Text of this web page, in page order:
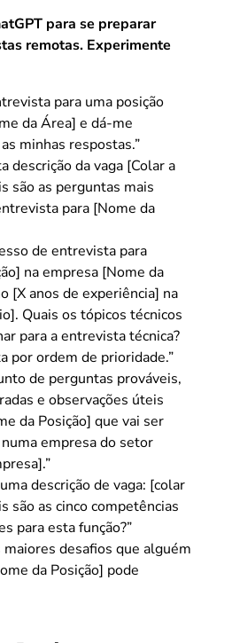
para se preparar
remotas. Experimente
para uma posição
da Área] e dá-me
minhas respostas.”
descrição da vaga [Colar a
são as perguntas mais
para [Nome da
de entrevista para
na empresa [Nome da
[X anos de experiência] na
Quais os tópicos técnicos
para a entrevista técnica?
por ordem de prioridade.”
de perguntas prováveis,
e observações úteis
da Posição] que vai ser
empresa do setor
descrição de vaga: [colar
são as cinco competências
para esta função?”
maiores desafios que alguém
da Posição] pode